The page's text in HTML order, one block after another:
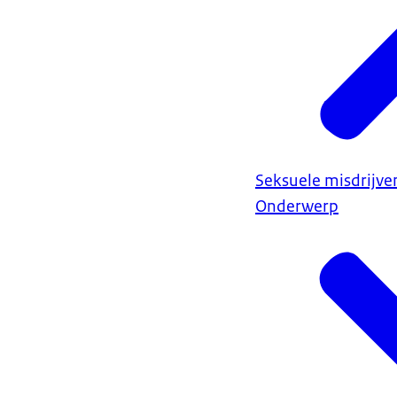
Seksuele
Onderwerp